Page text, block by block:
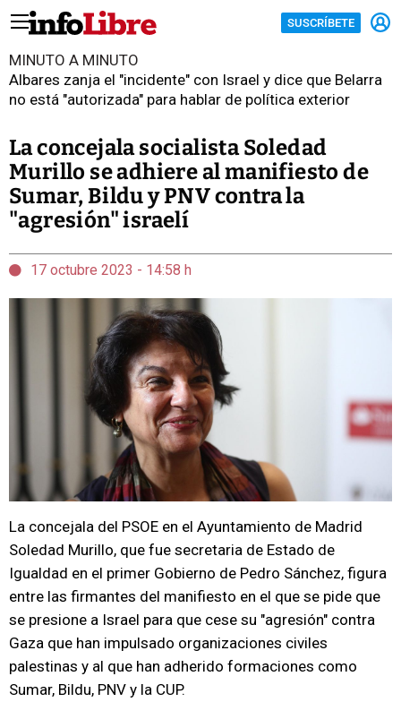
SUSCRÍBETE
MINUTO A MINUTO
Albares zanja el "incidente" con Israel y dice que Belarra
no está "autorizada" para hablar de política exterior
La concejala socialista Soledad
Murillo se adhiere al manifiesto de
Sumar, Bildu y PNV contra la
"agresión" israelí
17 octubre 2023 - 14:58 h
La concejala del PSOE en el Ayuntamiento de Madrid
Soledad Murillo, que fue secretaria de Estado de
Igualdad en el primer Gobierno de Pedro Sánchez, figura
entre las firmantes del manifiesto en el que se pide que
se presione a Israel para que cese su "agresión" contra
Gaza que han impulsado organizaciones civiles
palestinas y al que han adherido formaciones como
Sumar, Bildu, PNV y la CUP.